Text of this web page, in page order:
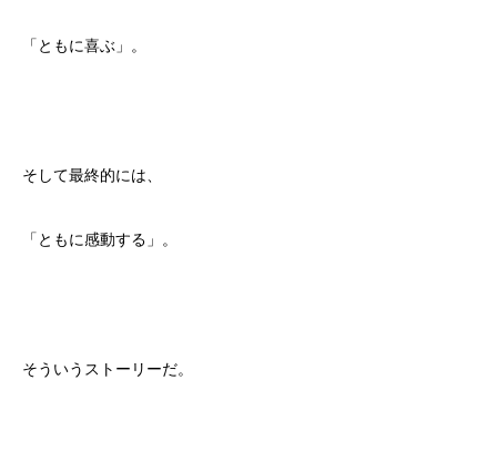
「ともに喜ぶ」。
そして最終的には、
「ともに感動する」。
そういうストーリーだ。